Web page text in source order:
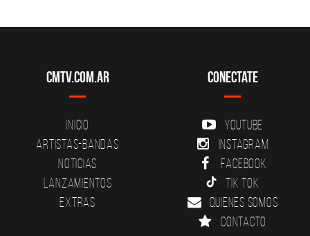
CMTV.com.ar
Inicio
Artistas-Bandas
Noticias
Lanzamientos
Extras
Conectate
YouTube
Instagram
Facebook
Tik Tok
Quienes somos
Contacto